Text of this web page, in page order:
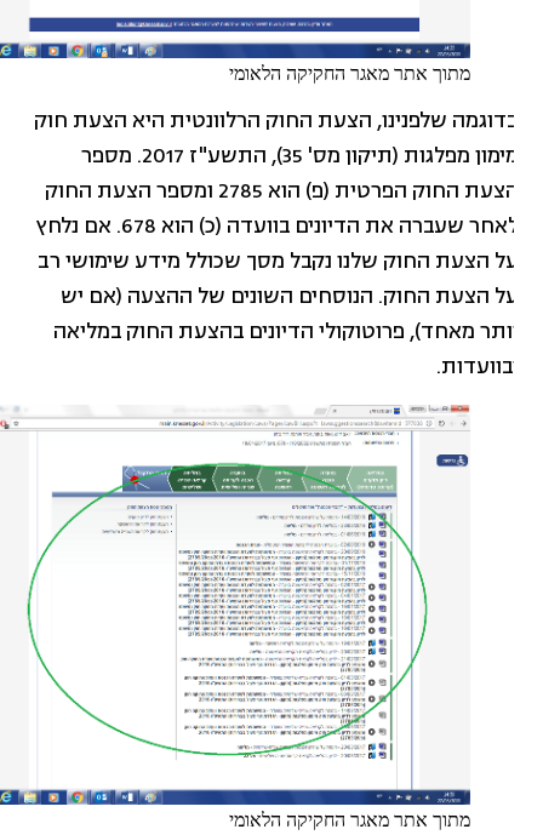
מתוך אתר מאגר החקיקה הלאומי
שלפנינו, הצעת החוק הרלוונטית היא הצעת חוק
מימון מפלגות (תיקון מס' 35), התשע"ז 2017. מספר
הצעת החוק הפרטית (פ) הוא 2785 ומספר הצעת החוק
לאחר שעברה את הדיונים בוועדה (כ) הוא 678. אם נלחץ
הצעת החוק שלנו נקבל מסך שכולל מידע שימושי רב
הצעת החוק. הנוסחים השונים של ההצעה (אם יש
מאחד), פרוטוקולי הדיונים בהצעת החוק במליאה
מתוך אתר מאגר החקיקה הלאומי